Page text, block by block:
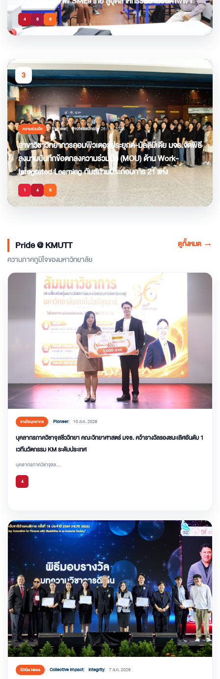
4 8 9
3
ความร่วมมือ Pioneer Professional 26 ก.ค. 2026
สาขาวิชาวิทยาการคอมพิวเตอร์ประยุกต์-มัลติมีเดีย มจธ.จัดพิธี
ลงนามบันทึกข้อตกลงความร่วมมือ (MOU) ด้าน Work-
Integrated Learning กับสถานประกอบการ 21 แห่ง
1 4 9
Pride @ KMUTT
ความภาคภูมิใจของมหาวิทยาลัย
ดูทั้งหมด →
รางวัลบุคลากร Pioneer 10 ส.ค. 2026
บุคลากรภาควิชาจุลชีววิทยา คณะวิทยาศาสตร์ มจธ. คว้ารางวัลรองชนะเลิศอันดับ 1
เวทีนวัตกรรม KM ระดับประเทศ
บุคลากรภาควิชาจุลช...
4
SDGs News Collective Impact Integrity 7 ส.ค. 2026